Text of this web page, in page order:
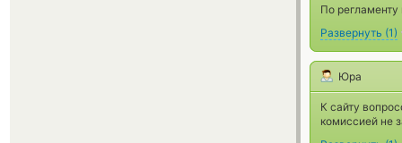
По
Развернуть (1)
Юра
К сайту
комиссией не